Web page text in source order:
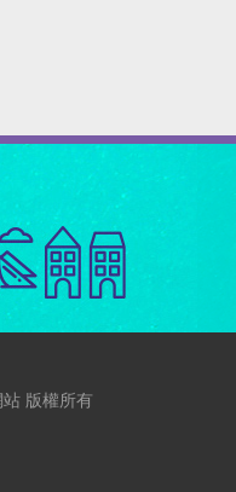
版權所有